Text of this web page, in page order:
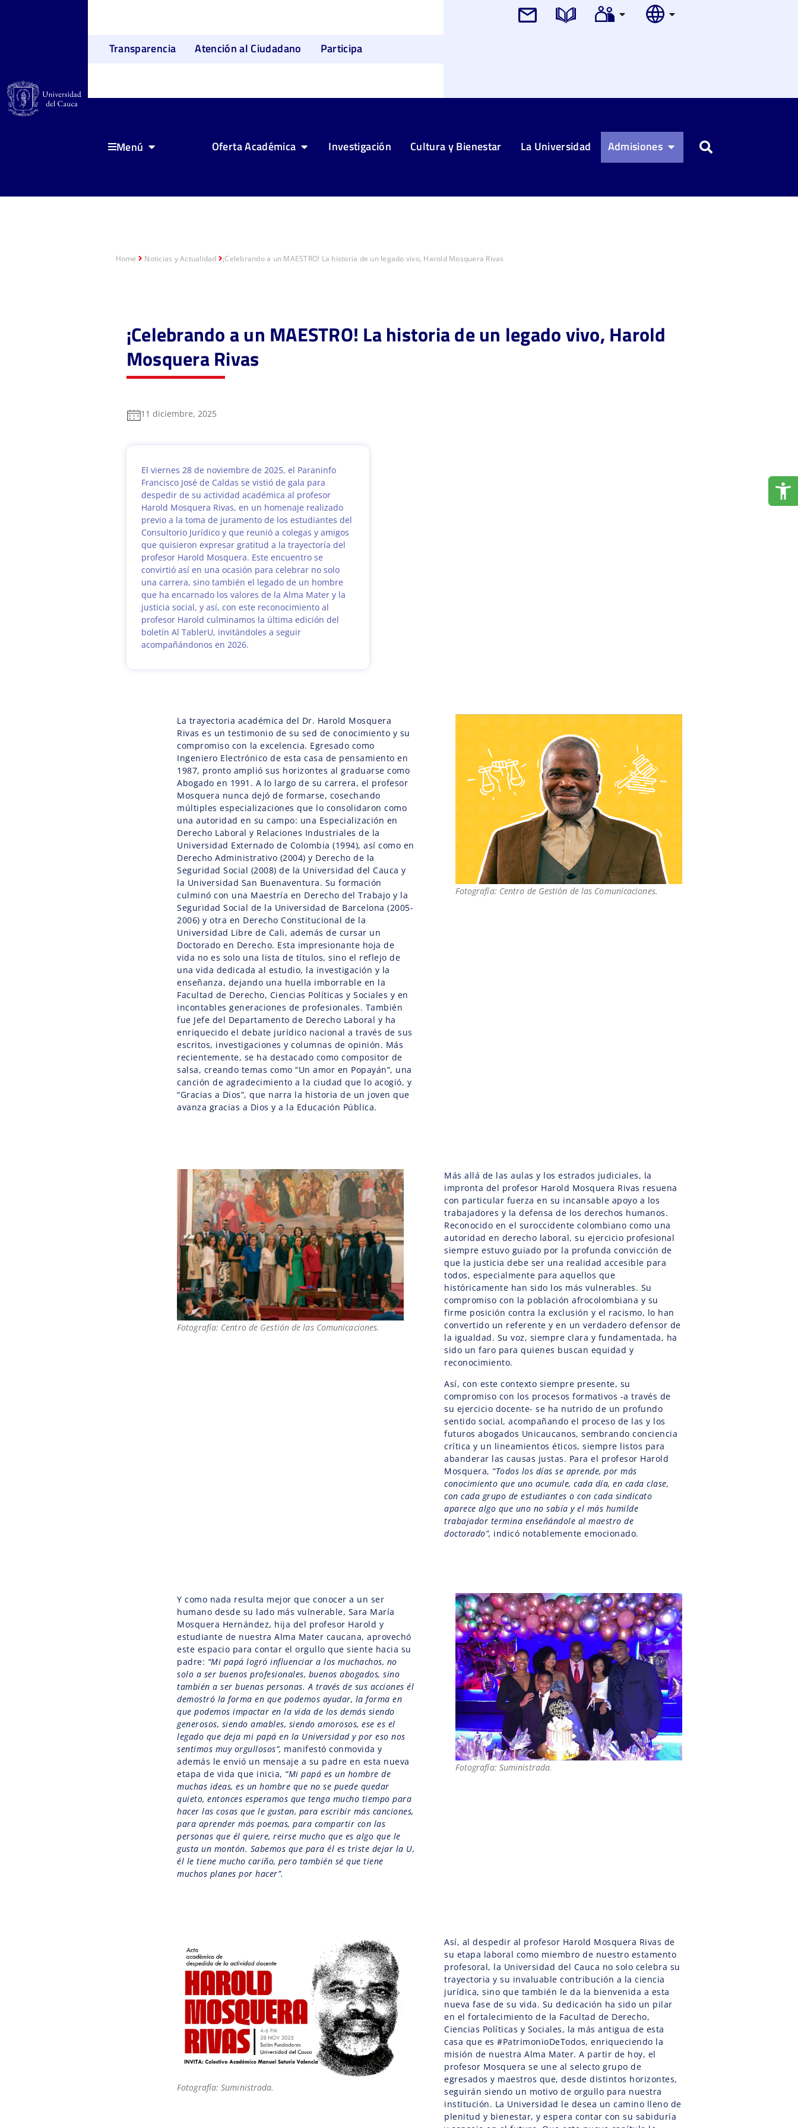
Transparencia Atención al Ciudadano Participa
Menú Oferta Académica Investigación Cultura y Bienestar La Universidad Admisiones Buscar
Home Noticias y Actualidad ¡Celebrando a un MAESTRO! La historia de un legado vivo, Harold Mosquera Rivas
¡Celebrando a un MAESTRO! La historia de un legado vivo, Harold
Mosquera Rivas
11 diciembre, 2025
El viernes 28 de noviembre de 2025, el Paraninfo
Francisco José de Caldas se vistió de gala para
despedir de su actividad académica al profesor
Harold Mosquera Rivas, en un homenaje realizado
previo a la toma de juramento de los estudiantes del
Consultorio Jurídico y que reunió a colegas y amigos
que quisieron expresar gratitud a la trayectoría del
profesor Harold Mosquera. Este encuentro se
convirtió así en una ocasión para celebrar no solo
una carrera, sino también el legado de un hombre
que ha encarnado los valores de la Alma Mater y la
justicia social, y así, con este reconocimiento al
profesor Harold culminamos la última edición del
boletín Al TablerU, invitándoles a seguir
acompañándonos en 2026.
La trayectoria académica del Dr. Harold Mosquera
Rivas es un testimonio de su sed de conocimiento y su
compromiso con la excelencia. Egresado como
Ingeniero Electrónico de esta casa de pensamiento en
1987, pronto amplió sus horizontes al graduarse como
Abogado en 1991. A lo largo de su carrera, el profesor
Mosquera nunca dejó de formarse, cosechando
múltiples especializaciones que lo consolidaron como
una autoridad en su campo: una Especialización en
Derecho Laboral y Relaciones Industriales de la
Universidad Externado de Colombia (1994), así como en
Derecho Administrativo (2004) y Derecho de la
Seguridad Social (2008) de la Universidad del Cauca y
la Universidad San Buenaventura. Su formación
culminó con una Maestría en Derecho del Trabajo y la
Seguridad Social de la Universidad de Barcelona (2005-
2006) y otra en Derecho Constitucional de la
Universidad Libre de Cali, además de cursar un
Doctorado en Derecho. Esta impresionante hoja de
vida no es solo una lista de títulos, sino el reflejo de
una vida dedicada al estudio, la investigación y la
enseñanza, dejando una huella imborrable en la
Facultad de Derecho, Ciencias Políticas y Sociales y en
incontables generaciones de profesionales. También
fue Jefe del Departamento de Derecho Laboral y ha
enriquecido el debate jurídico nacional a través de sus
escritos, investigaciones y columnas de opinión. Más
recientemente, se ha destacado como compositor de
salsa, creando temas como “Un amor en Popayán”, una
canción de agradecimiento a la ciudad que lo acogió, y
“Gracias a Dios”, que narra la historia de un joven que
avanza gracias a Dios y a la Educación Pública.
Fotografía: Centro de Gestión de las Comunicaciones.
Fotografía: Centro de Gestión de las Comunicaciones.
Más allá de las aulas y los estrados judiciales, la
impronta del profesor Harold Mosquera Rivas resuena
con particular fuerza en su incansable apoyo a los
trabajadores y la defensa de los derechos humanos.
Reconocido en el suroccidente colombiano como una
autoridad en derecho laboral, su ejercicio profesional
siempre estuvo guiado por la profunda convicción de
que la justicia debe ser una realidad accesible para
todos, especialmente para aquellos que
históricamente han sido los más vulnerables. Su
compromiso con la población afrocolombiana y su
firme posición contra la exclusión y el racismo, lo han
convertido un referente y en un verdadero defensor de
la igualdad. Su voz, siempre clara y fundamentada, ha
sido un faro para quienes buscan equidad y
reconocimiento.
Así, con este contexto siempre presente, su
compromiso con los procesos formativos -a través de
su ejercicio docente- se ha nutrido de un profundo
sentido social, acompañando el proceso de las y los
futuros abogados Unicaucanos, sembrando conciencia
crítica y un lineamientos éticos, siempre listos para
abanderar las causas justas. Para el profesor Harold
Mosquera, “Todos los días se aprende, por más
conocimiento que uno acumule, cada día, en cada clase,
con cada grupo de estudiantes o con cada sindicato
aparece algo que uno no sabía y el más humilde
trabajador termina enseñándole al maestro de
doctorado”, indicó notablemente emocionado.
Y como nada resulta mejor que conocer a un ser
humano desde su lado más vulnerable, Sara María
Mosquera Hernández, hija del profesor Harold y
estudiante de nuestra Alma Mater caucana, aprovechó
este espacio para contar el orgullo que siente hacia su
padre: “Mi papá logró influenciar a los muchachos, no
solo a ser buenos profesionales, buenos abogados, sino
también a ser buenas personas. A través de sus acciones él
demostró la forma en que podemos ayudar, la forma en
que podemos impactar en la vida de los demás siendo
generosos, siendo amables, siendo amorosos, ese es el
legado que deja mi papá en la Universidad y por eso nos
sentimos muy orgullosos”, manifestó conmovida y
además le envió un mensaje a su padre en esta nueva
etapa de vida que inicia, “Mi papá es un hombre de
muchas ideas, es un hombre que no se puede quedar
quieto, entonces esperamos que tenga mucho tiempo para
hacer las cosas que le gustan, para escribir más canciones,
para aprender más poemas, para compartir con las
personas que él quiere, reirse mucho que es algo que le
gusta un montón. Sabemos que para él es triste dejar la U,
él le tiene mucho cariño, pero también sé que tiene
muchos planes por hacer”.
Fotografía: Suministrada.
Fotografía: Suministrada.
Así, al despedir al profesor Harold Mosquera Rivas de
su etapa laboral como miembro de nuestro estamento
profesoral, la Universidad del Cauca no solo celebra su
trayectoria y su invaluable contribución a la ciencia
jurídica, sino que también le da la bienvenida a esta
nueva fase de su vida. Su dedicación ha sido un pilar
en el fortalecimiento de la Facultad de Derecho,
Ciencias Políticas y Sociales, la más antigua de esta
casa que es #PatrimonioDeTodos, enriqueciendo la
misión de nuestra Alma Mater. A partir de hoy, el
profesor Mosquera se une al selecto grupo de
egresados y maestros que, desde distintos horizontes,
seguirán siendo un motivo de orgullo para nuestra
institución. La Universidad le desea un camino lleno de
plenitud y bienestar, y espera contar con su sabiduría